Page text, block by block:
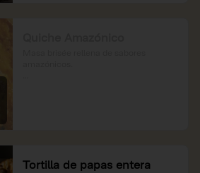
Tortilla de papas entera